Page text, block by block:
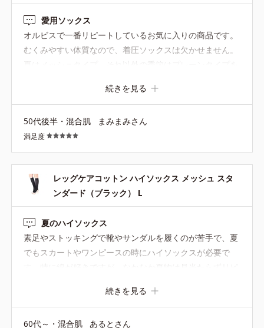
愛用ソックス
オルビスで一番リピートしているお気に入りの商品です。
むくみやすい体質なので、着圧ソックスは欠かせません。
夏はメッシュタイプ、それ以外の季節はプレーンタイプを
ると、左右を気にせず履けますし、片方だけになってしま
日のむくみ対策に手放せません。これからもずっと販売し
てほしい商品です。
続きを見る
50代後半・混合肌 まみまみさん
満足度
レッグケアコットン ハイソックス メッシュ スタ
ンダード（ブラック） L
夏のハイソックス
素足やストッキングで靴やサンダルを履くのが苦手で、夏
でもスカートやワンピースの時にハイソックスが必要で
す。特に綿が好きですが、なかなか夏物は見当たらずリピ
はある方ではと思っています。 プレーンも持っていますが
続きを見る
60代～・混合肌 あるとさん